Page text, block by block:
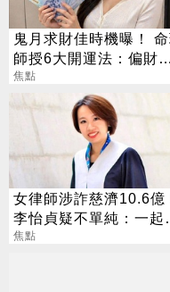
鬼月求財佳時機曝！
師授6大開運法：偏財
「用想的」就行
焦點
女律師涉詐慈濟10.6億
李怡貞疑不單純：一起
錢？
焦點